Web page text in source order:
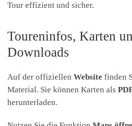
Tour effizient und sicher.
Toureninfos, Karten
Downloads
Auf der offiziellen Website finden
Material. Sie können Karten als
herunterladen.